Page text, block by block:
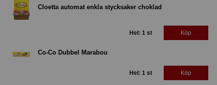
Cloetta automat enkla stycksaker choklad
Hel: 1 st Köp
Co-Co Dubbel Marabou
Hel: 1 st Köp